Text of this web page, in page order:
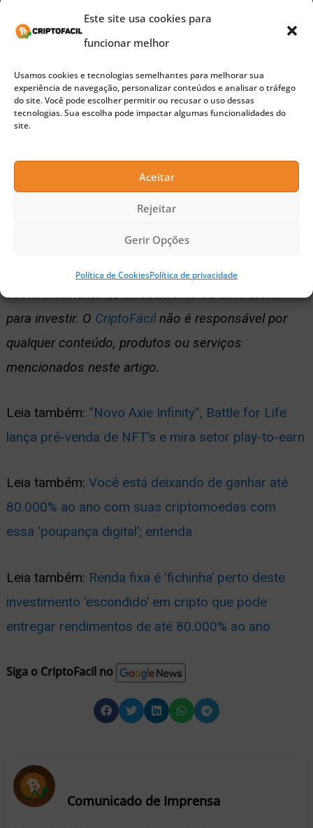
Este site usa cookies para
funcionar melhor
Usamos cookies e tecnologias semelhantes para melhorar sua
experiência de navegação, personalizar conteúdos e analisar o tráfego
do site. Você pode escolher permitir ou recusar o uso dessas
tecnologias. Sua escolha pode impactar algumas funcionalidades do
site.
Aceitar
Rejeitar
Gerir Opções
Política de CookiesPolítica de privacidade
de tudo em primeiro mão. Pepita, o Token
Publicidade
Para mais informações acesse:
https://pepita.global
este artigo tem a funcionalidade
exclusivamente informativa, não constitui
aconselhamento de investimento ou uma oferta
para investir. O CriptoFácilnão é responsável por
qualquer conteúdo, produtos ou serviços
mencionados neste artigo.
Leia também: “Novo Axie Infinity”, Battle for Life
lança pré-venda de NFT’s e mira setor play-to-earn
Leia também: Você está deixando de ganhar até
80.000% ao ano com suas criptomoedas com
essa ‘poupança digital’; entenda
Leia também: Renda fixa é ‘fichinha’ perto deste
investimento ‘escondido’ em cripto que pode
entregar rendimentos de até 80.000% ao ano
Siga o CriptoFacil no
Comunicado de Imprensa